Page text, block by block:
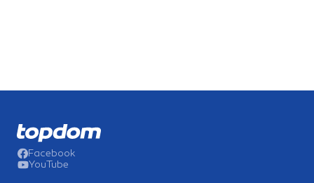
Facebook
YouTube